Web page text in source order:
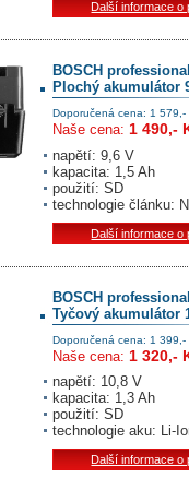
Další informace o
BOSCH
Plochý akumulátor
Doporučená cena: 1 579,-
Naše cena: 1 490,-
napětí: 9,6 V
kapacita: 1,5 Ah
použití: SD
technologie článku:
Další informace o
BOSCH
Tyčový akumulátor
Doporučená cena: 1 399,-
Naše cena: 1 320,-
napětí: 10,8 V
kapacita: 1,3 Ah
použití: SD
technologie aku: Li-
Další informace o